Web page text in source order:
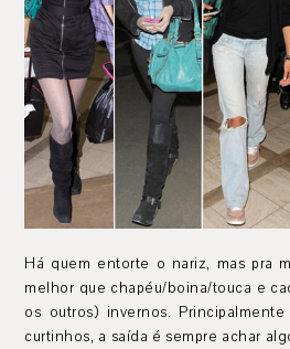
Há quem entorte o nariz, mas pra
melhor que chapéu/boina/touca e
os outros) invernos.
curtinhos, a saída é sempre achar